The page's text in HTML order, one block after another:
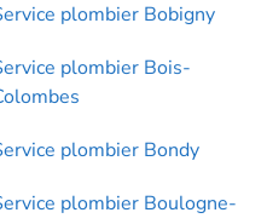
plombier Bobigny
plombier Bois-
plombier Bondy
plombier Boulogne-